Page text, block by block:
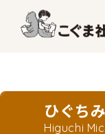
ひぐち
Higuchi